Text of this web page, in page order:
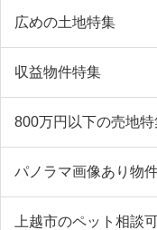
広めの土地特集
収益物件特集
800万円以下の売地特
パノラマ画像あり物
上越市のペット相談